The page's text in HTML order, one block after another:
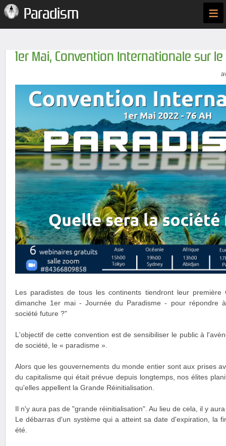
Paradism ≡
1er Mai, Convention Internationale sur
Les paradistes de tous les continents tiendront leur première
dimanche 1er mai - Journée du Paradisme - pour répondre
société future ?"
L'objectif de cette convention est de sensibiliser le public à
de société, le « paradisme ».
Alors que les gouvernements du monde entier sont aux prises
du capitalisme qui était prévue depuis longtemps, nos élites
qu'elles appellent la Grande Réinitialisation.
Il n'y aura pas de "grande réinitialisation". Au lieu de cela, il y
Le débarras d'un système qui a atteint sa date d'expiration, la
été.